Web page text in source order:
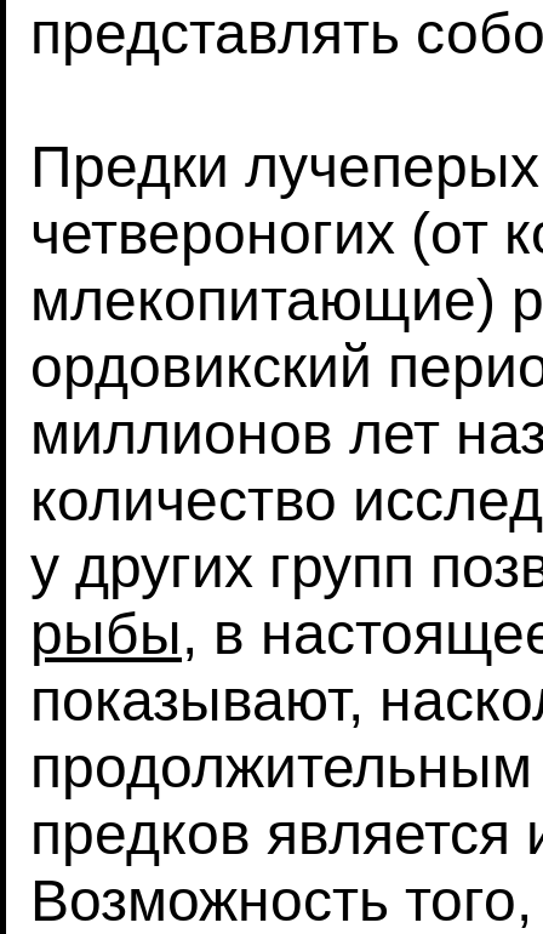
представлять
Предки
четвероногих (от
млекопитающие)
ордовикский
миллионов лет
количество
у других групп
рыбы, в
показывают,
предков является
Возможность